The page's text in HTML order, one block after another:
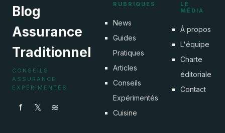
Blog
Assurance
Traditionnel
CONSEILS
ASSURANCE
EXPÉRIMENTÉS
f 𝕏 ≋
RUBRIQUES
News
Guides
Pratiques
Articles
Conseils
Expérimentés
Cuisine
LE
MÉDIA
À propos
L'équipe
Charte
éditoriale
Contact